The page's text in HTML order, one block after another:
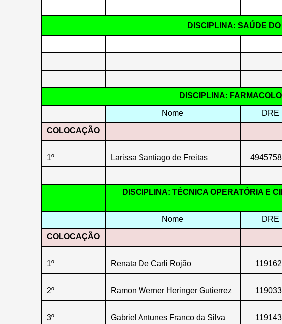
DISCIPLINA: SAÚDE
DISCIPLINA:
Nome DRE
COLOCAÇÃO
1º Larissa Santiago de Freitas
DISCIPLINA: TÉCNICA OPERATÓRIA E
Nome DRE
COLOCAÇÃO
1º Renata De Carli Rojão
2º Ramon Werner Heringer Gutierrez
3º Gabriel Antunes Franco da Silva